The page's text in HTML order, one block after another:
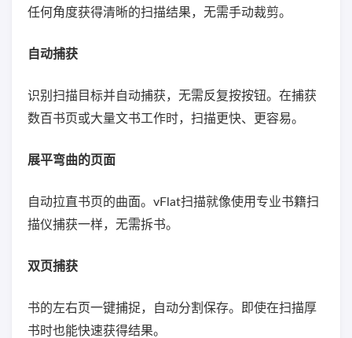
任何角度获得清晰的扫描结果，无需手动裁剪。
自动捕获
识别扫描目标并自动捕获，无需反复按按钮。在捕获
数百书页或大量文书工作时，扫描更快、更容易。
展平弯曲的页面
自动拉直书页的曲面。vFlat扫描就像使用专业书籍扫
描仪捕获一样，无需拆书。
双页捕获
书的左右页一键捕捉，自动分割保存。即使在扫描厚
书时也能快速获得结果。